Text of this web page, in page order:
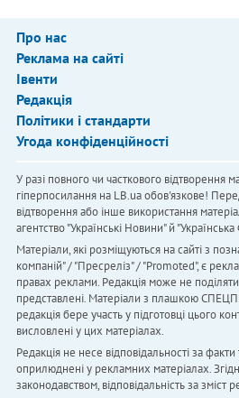
Про нас
Реклама на сайті
Івенти
Редакція
Політики і стандарти
Угода конфіденційності
У разі повного чи часткового відтворення
гіперпосилання на LB.ua обов'язкове!
відтворення або інше використання
агентство "Українськi Новини" й
Матеріали, які розміщуються на сайті з
компаній" / "Пресреліз" / "Promoted", є
правах реклами. Редакція може не
представлені. Матеріали з плашкою
редакція бере участь у підготовці цього
висловлені у цих матеріалах.
Редакція не несе відповідальності за
оприлюднені у рекламних матеріалах.
законодавством, відповідальність за